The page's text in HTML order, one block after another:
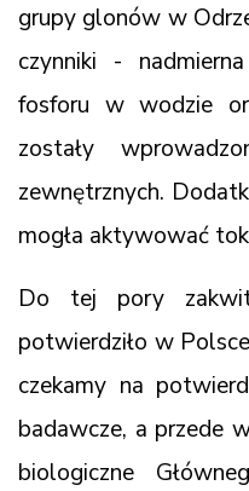
grupy glonów w
czynniki -
fosforu w wodzie
zostały
zewnętrznych.
mogła aktywować
Do tej pory
potwierdziło w
czekamy na
badawcze, a przede
biologiczne